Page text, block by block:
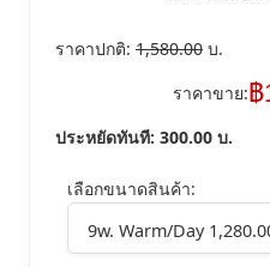
ราคาปกติ: 1,580.00 บ.
ราคาขาย:฿
ประหยัดทันที: 300.00 บ.
เลือกขนาดสินค้า: